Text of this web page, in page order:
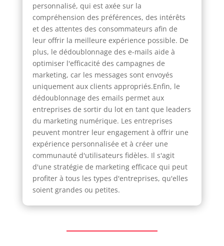
personnalisé, qui est axée sur la
compréhension des préférences, des intérêts
et des attentes des consommateurs afin de
leur offrir la meilleure expérience possible. De
plus, le dédoublonnage des e-mails aide à
optimiser l'efficacité des campagnes de
marketing, car les messages sont envoyés
uniquement aux clients appropriés.Enfin, le
dédoublonnage des emails permet aux
entreprises de sortir du lot en tant que leaders
du marketing numérique. Les entreprises
peuvent montrer leur engagement à offrir une
expérience personnalisée et à créer une
communauté d'utilisateurs fidèles. Il s'agit
d'une stratégie de marketing efficace qui peut
profiter à tous les types d'entreprises, qu'elles
soient grandes ou petites.